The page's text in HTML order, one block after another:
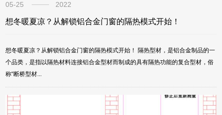
05-25 2022
想冬暖夏凉？从解锁铝合金门窗的隔热模式开始！
想冬暖夏凉？从解锁铝合金门窗的隔热模式开始！ 隔热型材，是铝合金制品的一
个品类，是指以隔热材料连接铝合金型材而制成的具有隔热功能的复合型材，俗
称“断桥型材...